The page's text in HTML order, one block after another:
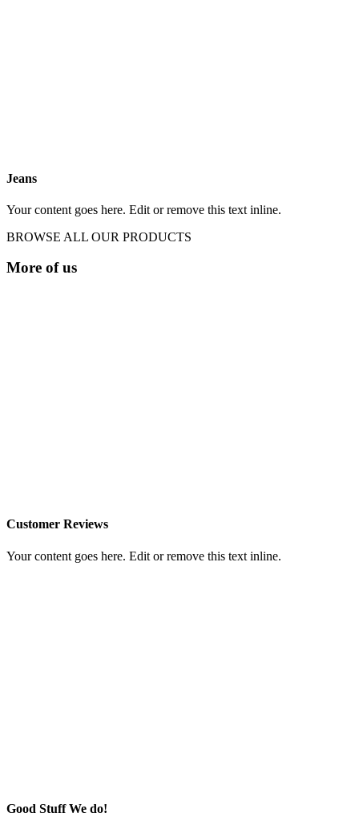
Jeans
Your content goes here. Edit or remove this text inline.
BROWSE ALL OUR PRODUCTS
More of us
Customer Reviews
Your content goes here. Edit or remove this text inline.
Good Stuff We do!